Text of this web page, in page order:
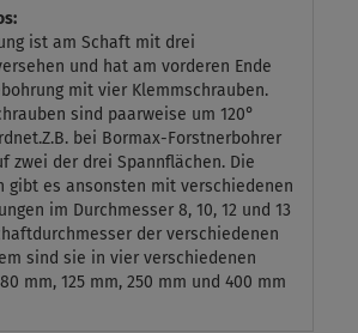
ist am Schaft mit drei
und hat am vorderen Ende
mit vier Klemmschrauben.
sind paarweise um 120°
bei Bormax-Forstnerbohrer
zwei der drei Spannflächen. Die
gibt es ansonsten mit verschiedenen
im Durchmesser 8, 10, 12 und 13
der verschiedenen
sind sie in vier verschiedenen
mm, 125 mm, 250 mm und 400 mm